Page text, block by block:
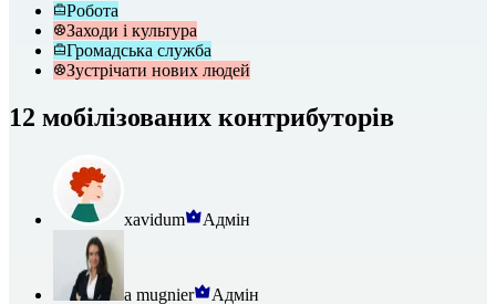
Робота
Заходи і культура
Громадська служба
Зустрічати нових людей
12 мобілізованих контрибуторів
xavidum Адмін
a mugnier Адмін